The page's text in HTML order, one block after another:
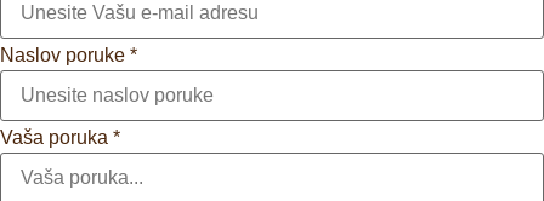
Naslov poruke *
Vaša poruka *